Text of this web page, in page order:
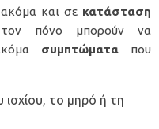
και σε κατάσταση
πόνο μπορούν να
συμπτώματαπου
ισχίου, το μηρό ή τη